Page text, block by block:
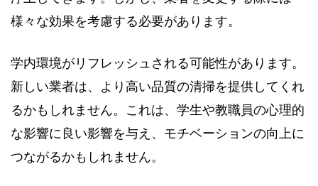
様々な効果を考慮する必要があります。
学内環境がリフレッシュされる可能性があります。
新しい業者は、より高い品質の清掃を提供してくれ
るかもしれません。これは、学生や教職員の心理的
な影響に良い影響を与え、モチベーションの向上に
つながるかもしれません。